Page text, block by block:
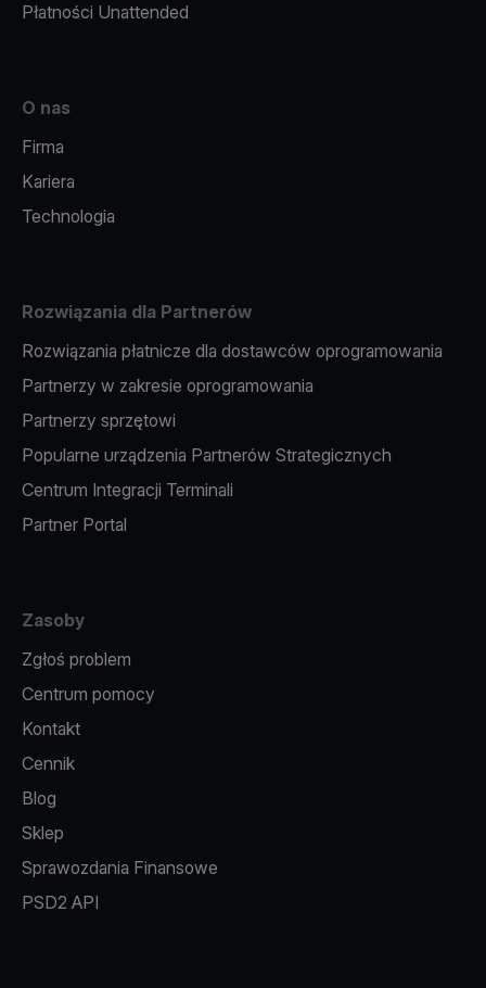
Płatności Unattended
O nas
Firma
Kariera
Technologia
Rozwiązania dla Partnerów
Rozwiązania płatnicze dla dostawców oprogramowania
Partnerzy w zakresie oprogramowania
Partnerzy sprzętowi
Popularne urządzenia Partnerów Strategicznych
Centrum Integracji Terminali
Partner Portal
Zasoby
Zgłoś problem
Centrum pomocy
Kontakt
Cennik
Blog
Sklep
Sprawozdania Finansowe
PSD2 API